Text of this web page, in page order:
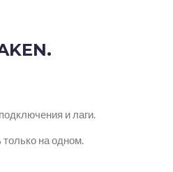
и лаги.
на одном.